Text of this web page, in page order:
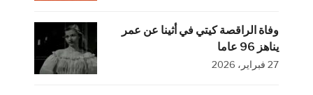
وفاة الراقصة كيتي في أثينا عن عمر
يناهز 96 عاما
27 فبراير، 2026